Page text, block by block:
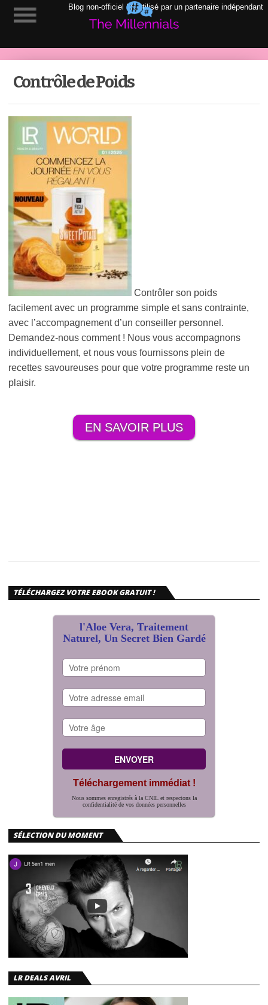
Blog non-officiel LR utilisé par un partenaire indépendant
Contrôle de Poids
Contrôler son poids
facilement avec un programme simple et sans contrainte,
avec l’accompagnement d’un conseiller personnel.
Demandez-nous comment ! Nous vous accompagnons
individuellement, et nous vous fournissons plein de
recettes savoureuses pour que votre programme reste un
plaisir.
EN SAVOIR PLUS
TÉLÉCHARGEZ VOTRE EBOOK GRATUIT !
l'Aloe Vera, Traitement
Naturel, Un Secret Bien Gardé
Téléchargement immédiat !
Nous sommes enregistrés à la CNIL et respectons la
confidentialité de vos données personnelles
SÉLECTION DU MOMENT
LR DEALS AVRIL